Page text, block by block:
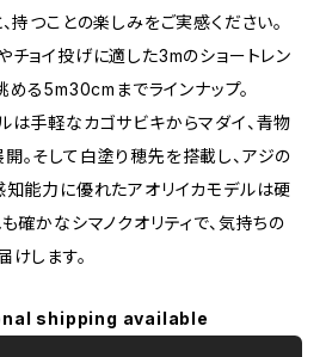
持つことの楽しみをご実感ください。
チョイ投げに適した3mのショートレン
める5m30cmまでラインナップ。
は手軽なカゴサビキからマダイ、青物
。そして白塗り穂先を搭載し、アジの
知能力に優れたアオリイカモデルは硬
確かなシマノクオリティで、気持ちの
けします。
shipping available